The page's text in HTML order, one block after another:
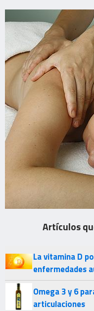
Artículos
La vitamina D
enfermedades
Omega 3 y 6
articulaciones